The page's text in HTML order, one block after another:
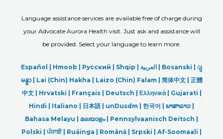
Language assistance services are available free of charge during
your Advocate Aurora Health visit. Just ask and assistance will
be provided. Select your language to learn more.
Español | Hmoob Русский Shqip العربیة Bosanski
ျ
မန္မာ| Lai (Chin) Hakha | Laizo (Chin) Falam | 简体中文 | 正體
中文 | Hrvatski | Français | Deutsch Ελληνικά | Gujarati |
Hindi
Italiano 日本語| unDusdm 한국어 ພາສາລາວ
Bahasa Melayu | മലയാളം| Pennsylvaanisch Deitsch |
Polski |ਪੰਜਾਬੀ| Ruáinga | Română | Srpski Af-Soomaali |